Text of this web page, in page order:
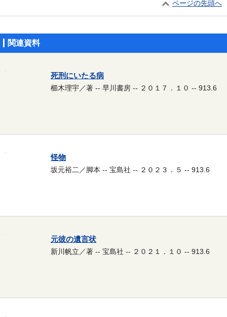
ページの先頭へ
関連資料
死刑にいたる病
櫛木理宇／著 -- 早川書房 -- ２０１７．１０ -- 913.6
怪物
坂元裕二／脚本 -- 宝島社 -- ２０２３．５ -- 913.6
元彼の遺言状
新川帆立／著 -- 宝島社 -- ２０２１．１０ -- 913.6